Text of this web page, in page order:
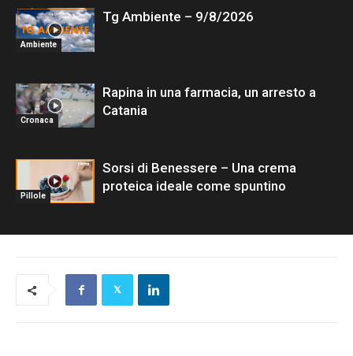
Ambiente
Tg Ambiente – 9/8/2026
Cronaca
Rapina in una farmacia, un arresto a
Catania
Pillole
Sorsi di Benessere – Una crema
proteica ideale come spuntino